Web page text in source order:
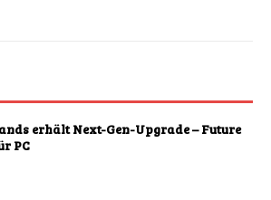
erhält Next-Gen-Upgrade – Future
PC